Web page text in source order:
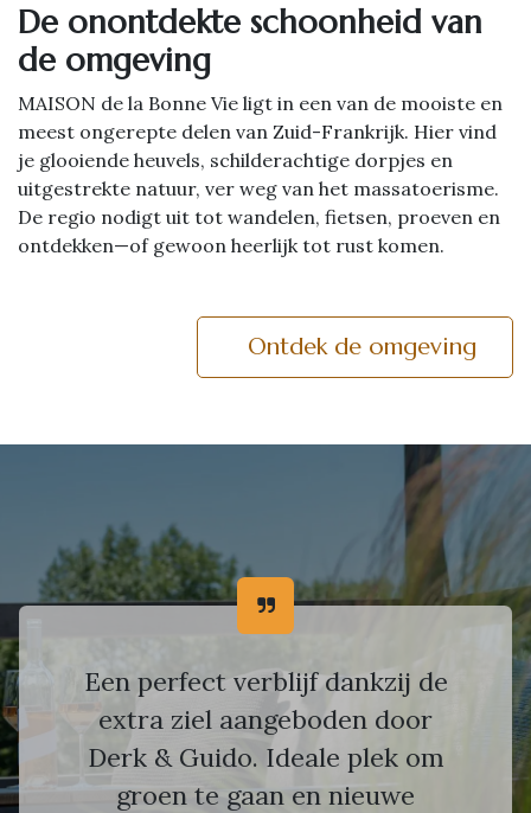
De onontdekte schoonheid van
de omgeving
MAISON de la Bonne Vie ligt in een van de mooiste en
meest ongerepte delen van Zuid-Frankrijk. Hier vind
je glooiende heuvels, schilderachtige dorpjes en
uitgestrekte natuur, ver weg van het massatoerisme.
De regio nodigt uit tot wandelen, fietsen, proeven en
ontdekken—of gewoon heerlijk tot rust komen.
Ontdek de omgeving
Een perfect verblijf dankzij de
extra ziel aangeboden door
Derk & Guido. Ideale plek om
groen te gaan en nieuwe